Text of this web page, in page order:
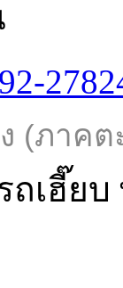
(ภาคต
เฮี๊ยบ